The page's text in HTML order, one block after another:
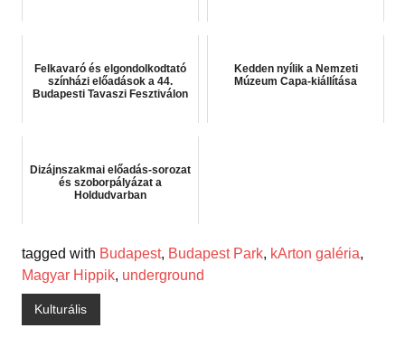
Felkavaró és elgondolkodtató
színházi előadások a 44.
Budapesti Tavaszi Fesztiválon
Kedden nyílik a Nemzeti
Múzeum Capa-kiállítása
Dizájnszakmai előadás-sorozat
és szoborpályázat a
Holdudvarban
tagged with Budapest, Budapest Park, kArton galéria,
Magyar Hippik, underground
Kulturális